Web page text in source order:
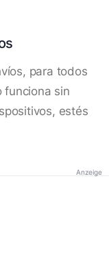
para todos
funciona sin
estés
Anzeige